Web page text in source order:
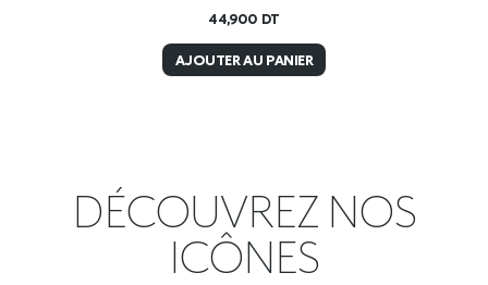
44,900 DT
AJOUTER AU PANIER
DÉCOUVREZ NOS
ICÔNES